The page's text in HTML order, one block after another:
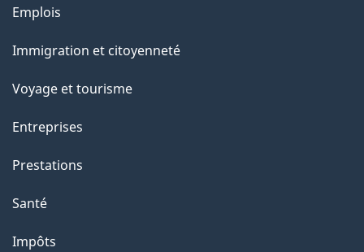
l
a
a
g
"
Thèmes
sujets
Emplois
Immigration et citoyenneté
Voyage et tourisme
Entreprises
Prestations
Santé
Impôts